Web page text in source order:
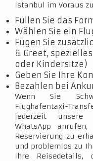
Istanbul im Voraus
Füllen Sie das
Wählen Sie ein
Fügen Sie
& Greet,
oder Kindersitze)
Geben Sie Ihre
Bezahlen bei
Wenn Sie
Flughafentaxi-
jederzeit unsere
WhatsApp
Reservierung zu
und problemlos zu
Ihre